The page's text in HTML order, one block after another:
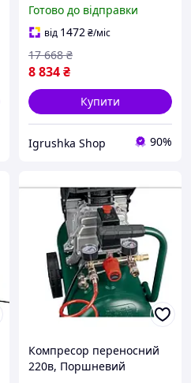
повітряний для
пневматичного
інструменту, RYH
Готово до відправки
від 1472₴/міс
8 834₴
17 668 ₴
Купити
Igrushka Shop 90%
Компресор переносний
220в, Поршневий